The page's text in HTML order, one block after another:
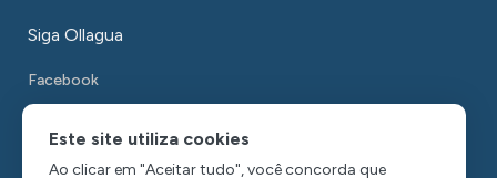
Siga Ollagua
Facebook
Este site utiliza cookies
Ao clicar em "Aceitar tudo", você concorda que